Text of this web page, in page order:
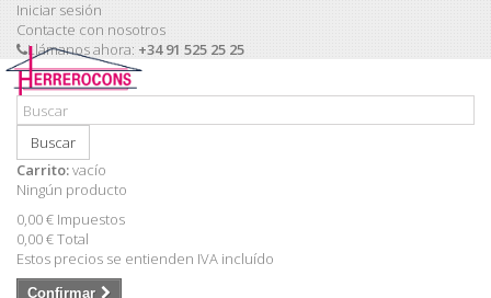
Iniciar sesión
Contacte con nosotros
Llámanos ahora: +34 91 525 25 25
Buscar
Carrito:vacío
Ningún producto
0,00 € Impuestos
0,00 €Total
Estos precios se entienden IVA incluído
Confirmar